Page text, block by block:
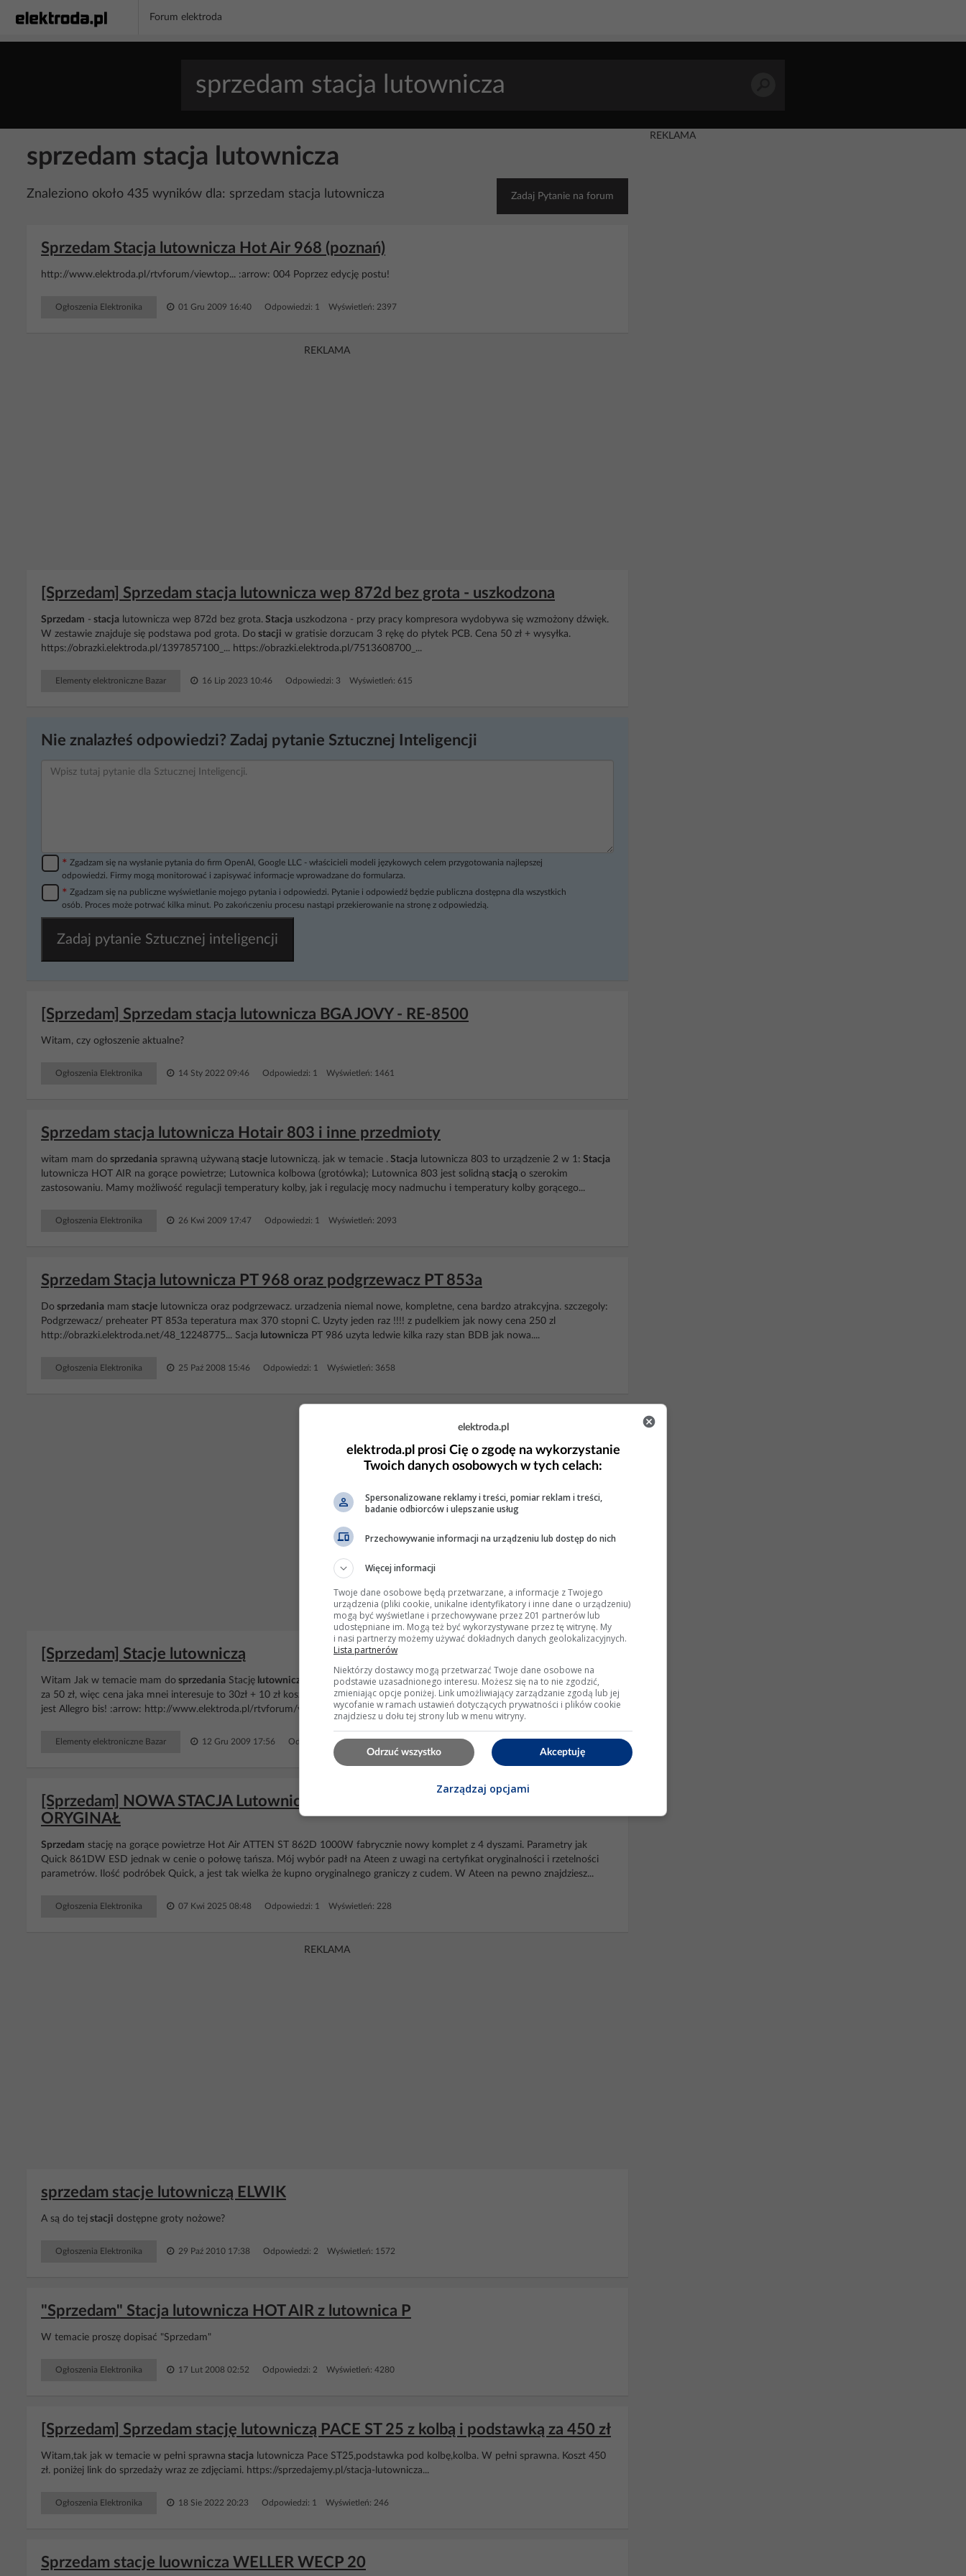
Forum elektroda
sprzedam stacja lutownicza
Znaleziono około 435 wyników dla: sprzedam stacja lutownicza Zadaj Pytanie na forum
Sprzedam Stacja lutownicza Hot Air 968 (poznań)
http://www.elektroda.pl/rtvforum/viewtop... :arrow: 004 Poprzez edycję postu!
Ogłoszenia Elektronika 01 Gru 2009 16:40 Odpowiedzi: 1 Wyświetleń: 2397
REKLAMA
[Sprzedam] Sprzedam stacja lutownicza wep 872d bez grota - uszkodzona
Sprzedam - stacja lutownicza wep 872d bez grota. Stacja uszkodzona - przy pracy kompresora wydobywa się wzmożony dźwięk.
W zestawie znajduje się podstawa pod grota. Do stacji w gratisie dorzucam 3 rękę do płytek PCB. Cena 50 zł + wysyłka.
https://obrazki.elektroda.pl/1397857100_... https://obrazki.elektroda.pl/7513608700_...
Elementy elektroniczne Bazar 16 Lip 2023 10:46 Odpowiedzi: 3 Wyświetleń: 615
Nie znalazłeś odpowiedzi? Zadaj pytanie Sztucznej Inteligencji
* Zgadzam się na wysłanie pytania do firm OpenAI, Google LLC - właścicieli modeli językowych celem przygotowania najlepszej
odpowiedzi. Firmy mogą monitorować i zapisywać informacje wprowadzane do formularza.
* Zgadzam się na publiczne wyświetlanie mojego pytania i odpowiedzi. Pytanie i odpowiedź będzie publiczna dostępna dla wszystkich
osób. Proces może potrwać kilka minut. Po zakończeniu procesu nastąpi przekierowanie na stronę z odpowiedzią.
Zadaj pytanie Sztucznej inteligencji
[Sprzedam] Sprzedam stacja lutownicza BGA JOVY - RE-8500
Witam, czy ogłoszenie aktualne?
Ogłoszenia Elektronika 14 Sty 2022 09:46 Odpowiedzi: 1 Wyświetleń: 1461
Sprzedam stacja lutownicza Hotair 803 i inne przedmioty
witam mam do sprzedania sprawną używaną stacje lutowniczą. jak w temacie . Stacja lutownicza 803 to urządzenie 2 w 1: Stacja
lutownicza HOT AIR na gorące powietrze; Lutownica kolbowa (grotówka); Lutownica 803 jest solidną stacją o szerokim
zastosowaniu. Mamy możliwość regulacji temperatury kolby, jak i regulację mocy nadmuchu i temperatury kolby gorącego...
Ogłoszenia Elektronika 26 Kwi 2009 17:47 Odpowiedzi: 1 Wyświetleń: 2093
Sprzedam Stacja lutownicza PT 968 oraz podgrzewacz PT 853a
Do sprzedania mam stacje lutownicza oraz podgrzewacz. urzadzenia niemal nowe, kompletne, cena bardzo atrakcyjna. szczegoly:
Podgrzewacz/ preheater PT 853a teperatura max 370 stopni C. Uzyty jeden raz !!!! z pudelkiem jak nowy cena 250 zl
http://obrazki.elektroda.net/48_12248775... Sacja lutownicza PT 986 uzyta ledwie kilka razy stan BDB jak nowa....
Ogłoszenia Elektronika 25 Paź 2008 15:46 Odpowiedzi: 1 Wyświetleń: 3658
[Sprzedam] Stacje lutowniczą
Witam Jak w temacie mam do sprzedania Stację lutowniczą . Jest to najtańszastacjaz regulacją temperatury kupiona na allegro
za 50 zł, więc cena jaka mnei interesuje to 30zł + 10 zł koszt wysyłki. Podam link do allegro z aukcją identycznej lutownicy: Tu nie
jest Allegro bis! :arrow: http://www.elektroda.pl/rtvforum/viewtop... p....
Elementy elektroniczne Bazar 12 Gru 2009 17:56 Odpowiedzi: 1 Wyświetleń: 1568
[Sprzedam] NOWA STACJA Lutownicza Hot Air ATTEN ST 862D 1000W
ORYGINAŁ
Sprzedam stację na gorące powietrze Hot Air ATTEN ST 862D 1000W fabrycznie nowy komplet z 4 dyszami. Parametry jak
Quick 861DW ESD jednak w cenie o połowę tańsza. Mój wybór padł na Ateen z uwagi na certyfikat oryginalności i rzetelności
parametrów. Ilość podróbek Quick, a jest tak wielka że kupno oryginalnego graniczy z cudem. W Ateen na pewno znajdziesz...
Ogłoszenia Elektronika 07 Kwi 2025 08:48 Odpowiedzi: 1 Wyświetleń: 228
REKLAMA
sprzedam stacje lutowniczą ELWIK
A są do tej stacji dostępne groty nożowe?
Ogłoszenia Elektronika 29 Paź 2010 17:38 Odpowiedzi: 2 Wyświetleń: 1572
"Sprzedam" Stacja lutownicza HOT AIR z lutownica P
W temacie proszę dopisać "Sprzedam"
Ogłoszenia Elektronika 17 Lut 2008 02:52 Odpowiedzi: 2 Wyświetleń: 4280
[Sprzedam] Sprzedam stację lutowniczą PACE ST 25 z kolbą i podstawką za 450 zł
Witam,tak jak w temacie w pełni sprawna stacja lutownicza Pace ST25,podstawka pod kolbę,kolba. W pełni sprawna. Koszt 450
zł. poniżej link do sprzedaży wraz ze zdjęciami. https://sprzedajemy.pl/stacja-lutownicza...
Ogłoszenia Elektronika 18 Sie 2022 20:23 Odpowiedzi: 1 Wyświetleń: 246
Sprzedam stacje luownicza WELLER WECP 20
REKLAMA
elektroda.pl
elektroda.pl prosi Cię o zgodę na wykorzystanie
Twoich danych osobowych w tych celach:
Spersonalizowane reklamy i treści, pomiar reklam i treści,
badanie odbiorców i ulepszanie usług
Przechowywanie informacji na urządzeniu lub dostęp do nich
Więcej informacji
Twoje dane osobowe będą przetwarzane, a informacje z Twojego
urządzenia (pliki cookie, unikalne identyfikatory i inne dane o urządzeniu)
mogą być wyświetlane i przechowywane przez 201 partnerów lub
udostępniane im. Mogą też być wykorzystywane przez tę witrynę. My
i nasi partnerzy możemy używać dokładnych danych geolokalizacyjnych.
Lista partnerów
Niektórzy dostawcy mogą przetwarzać Twoje dane osobowe na
podstawie uzasadnionego interesu. Możesz się na to nie zgodzić,
zmieniając opcje poniżej. Link umożliwiający zarządzanie zgodą lub jej
wycofanie w ramach ustawień dotyczących prywatności i plików cookie
znajdziesz u dołu tej strony lub w menu witryny.
Akceptuję
Odrzuć wszystko
Zarządzaj opcjami